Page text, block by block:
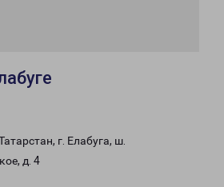
г. Елабуга, ш.
д. 4